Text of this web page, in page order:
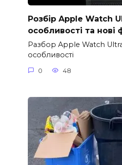
Розбір Apple Watch
особливості та нові
Разбор Apple Watch Ultra
особливості
0 48